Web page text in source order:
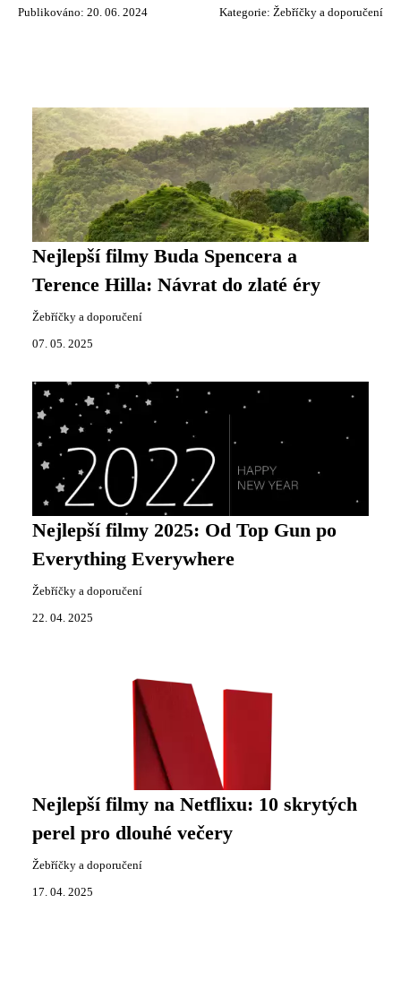
Publikováno: 20. 06. 2024 Kategorie: Žebříčky a doporučení
Nejlepší filmy Buda Spencera a
Terence Hilla: Návrat do zlaté éry
Žebříčky a doporučení
07. 05. 2025
Nejlepší filmy 2025: Od Top Gun po
Everything Everywhere
Žebříčky a doporučení
22. 04. 2025
Nejlepší filmy na Netflixu: 10 skrytých
perel pro dlouhé večery
Žebříčky a doporučení
17. 04. 2025